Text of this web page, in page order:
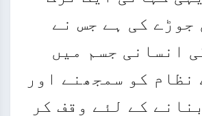
جوڑے کی ہے جس نے
انسانی جسم میں
نظام کو سمجھنے اور
کے لئے وقف کر